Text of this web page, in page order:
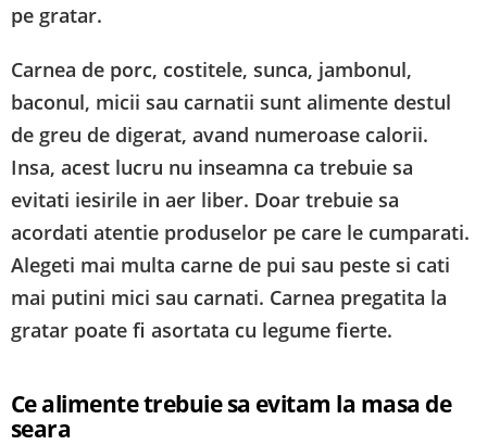
pe gratar.
Carnea de porc, costitele, sunca, jambonul,
baconul, micii sau carnatii sunt alimente destul
de greu de digerat, avand numeroase calorii.
Insa, acest lucru nu inseamna ca trebuie sa
evitati iesirile in aer liber. Doar trebuie sa
acordati atentie produselor pe care le cumparati.
Alegeti mai multa carne de pui sau peste si cati
mai putini mici sau carnati. Carnea pregatita la
gratar poate fi asortata cu legume fierte.
Ce alimente trebuie sa evitam la masa de
seara